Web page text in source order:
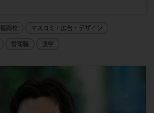
福岡校 マスコミ・広告・デザイン
管理職 通学